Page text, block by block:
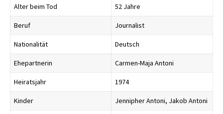
Alter beim Tod 52 Jahre
Beruf Journalist
Nationalität Deutsch
Ehepartnerin Carmen-Maja Antoni
Heiratsjahr 1974
Kinder Jennipher Antoni, Jakob Antoni